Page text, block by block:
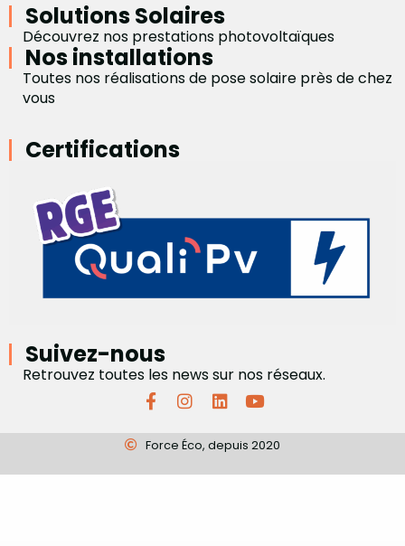
Solutions Solaires
Découvrez nos prestations photovoltaïques
Nos installations
Toutes nos réalisations de pose solaire près de chez
vous
Certifications
Suivez-nous
Retrouvez toutes les news sur nos réseaux.
Force Éco, depuis 2020